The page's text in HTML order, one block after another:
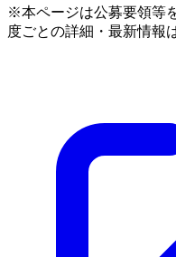
※本ページは公募要領等
度ごとの詳細・最新情報